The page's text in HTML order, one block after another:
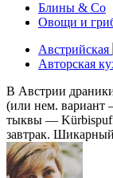
Блины & Co
Овощи и
Австрийская
Авторская
В Австрии
(или нем. вариант
тыквы —
завтрак.